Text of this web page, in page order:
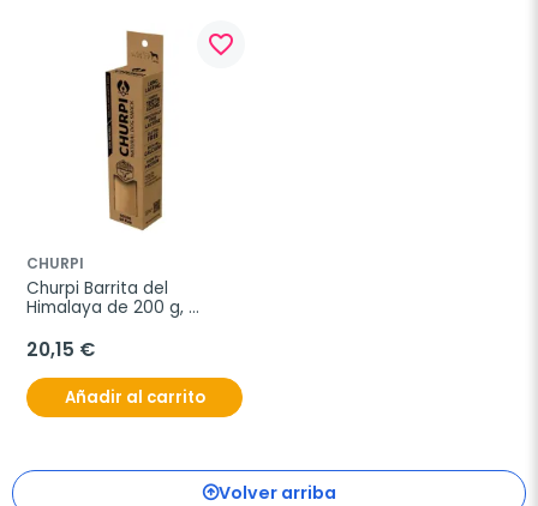
favorite_border
CHURPI
Churpi Barrita del
Himalaya de 200 g,
(+25 kg)
20,15 €
Añadir al carrito
Volver arriba